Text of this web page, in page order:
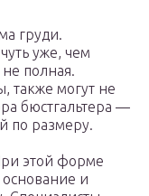
груди.
уже, чем
полная.
также могут не
бюстгальтера —
по размеру.
этой форме
и